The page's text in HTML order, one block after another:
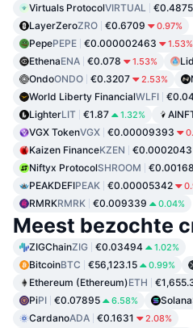
Virtuals ProtocolVIRTUAL €0.4875
LayerZeroZRO €0.6709 0.97%
PepePEPE €0.000002463 1.53%
EthenaENA €0.078 1.53%
OndoONDO €0.3207 2.53%
World Liberty FinancialWLFI
LighterLIT €1.87 1.32%
VGX TokenVGX €0.00009393
Kaizen FinanceKZEN €0.0002043
Niftyx ProtocolSHROOM
PEAKDEFIPEAK €0.00005342
RMRKRMRK €0.009339 0.04%
Meest bezochte
ZIGChainZIG €0.03494 1.02%
BitcoinBTC €56,123.15 0.99%
Ethereum (Ethereum)ETH
PiPI €0.07895 6.58% Solana
CardanoADA €0.1631 2.08%